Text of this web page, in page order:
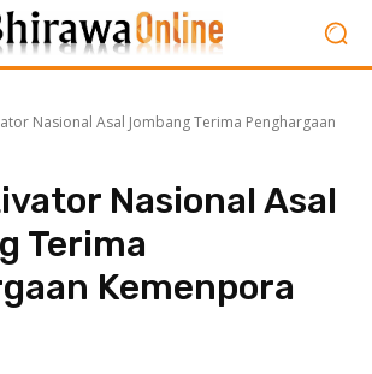
Nasional Asal Jombang Terima Penghargaan
Nasional Asal
Terima
Kemenpora